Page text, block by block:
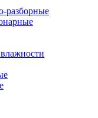
разборные